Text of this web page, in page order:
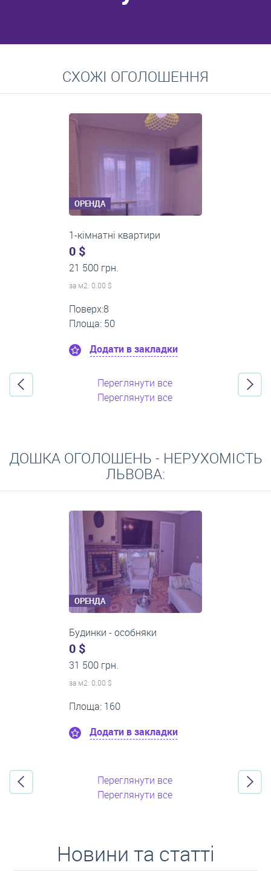
Середні ціни на довготривалу оренду квартир, особняків,
кімнат
СХОЖІ ОГОЛОШЕННЯ
ОРЕНДА
1-кімнатні квартири
0 $
13 000 грн.
за м2: 0.00 $
Поверх:3
Площа: 40
Додати в закладки
Переглянути все
Переглянути все
ДОШКА ОГОЛОШЕНЬ - НЕРУХОМІСТЬ
ЛЬВОВА:
ОРЕНДА
1-кімнатні квартири
0 $
21 500 грн.
за м2: 0.00 $
Поверх:8
Переглянути все
Переглянути все
Новини та статті